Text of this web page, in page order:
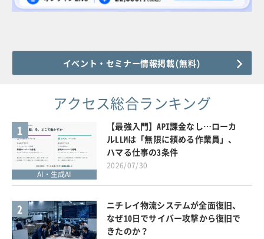
イベント・セミナー情報掲載(無料)
アクセス総合ランキング
1
AI・生成AI
【最強入門】API課金なし…ローカ
ルLLMは「無限に頼める作業員」、
ハマる仕事の3条件
2026/07/30
2
ニチレイ物流システムが全面復旧、
なぜ10日でサイバー攻撃から復旧で
きたのか？